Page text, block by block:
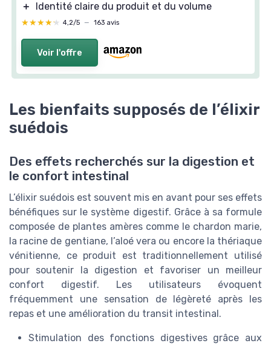
＋ Identité claire du produit et du volume
★★★★★
★★★★★ 4,2/5 — 163 avis
Voir l'offre
Les bienfaits supposés de l’élixir
suédois
Des effets recherchés sur la digestion et
le confort intestinal
L’élixir suédois est souvent mis en avant pour ses effets
bénéfiques sur le système digestif. Grâce à sa formule
composée de plantes amères comme le chardon marie,
la racine de gentiane, l’aloé vera ou encore la thériaque
vénitienne, ce produit est traditionnellement utilisé
pour soutenir la digestion et favoriser un meilleur
confort digestif. Les utilisateurs évoquent
fréquemment une sensation de légèreté après les
repas et une amélioration du transit intestinal.
Stimulation des fonctions digestives grâce aux